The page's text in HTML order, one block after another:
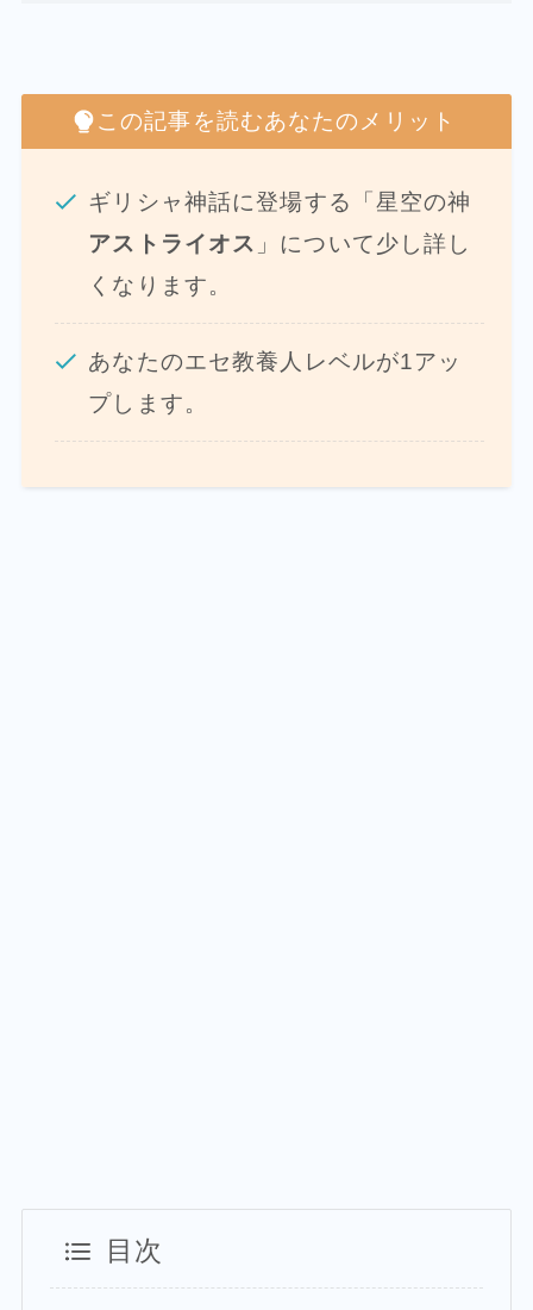
この記事を読むあなたのメリット
ギリシャ神話に登場する「星空の神
アストライオス 」について少し詳し
くなります。
あなたのエセ教養人レベルが1アッ
プします。
目次